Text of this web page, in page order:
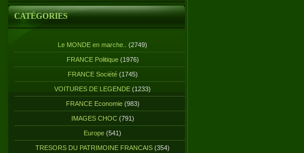
CATÉGORIES
Le MONDE en marche.. (2749)
FRANCE Politique(1976)
FRANCE Société(1745)
VOITURES DE LEGENDE (1233)
FRANCE Economie(983)
IMAGES CHOC(791)
Europe (541)
TRESORS DU PATRIMOINE FRANCAIS (354)